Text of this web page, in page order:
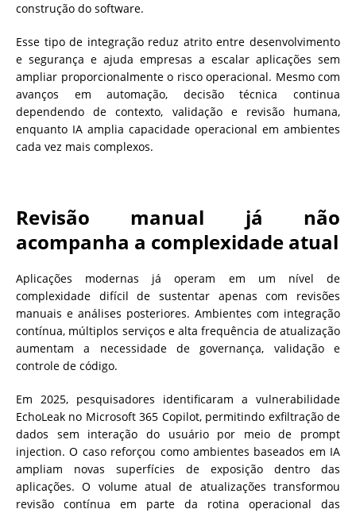
construção do software.
Esse tipo de integração reduz atrito entre desenvolvimento
e segurança e ajuda empresas a escalar aplicações sem
ampliar proporcionalmente o risco operacional. Mesmo com
avanços em automação, decisão técnica continua
dependendo de contexto, validação e revisão humana,
enquanto IA amplia capacidade operacional em ambientes
cada vez mais complexos.
Revisão manual já não
acompanha a complexidade atual
Aplicações modernas já operam em um nível de
complexidade difícil de sustentar apenas com revisões
manuais e análises posteriores. Ambientes com integração
contínua, múltiplos serviços e alta frequência de atualização
aumentam a necessidade de governança, validação e
controle de código.
Em 2025, pesquisadores identificaram a vulnerabilidade
EchoLeak no Microsoft 365 Copilot, permitindo exfiltração de
dados sem interação do usuário por meio de prompt
injection. O caso reforçou como ambientes baseados em IA
ampliam novas superfícies de exposição dentro das
aplicações. O volume atual de atualizações transformou
revisão contínua em parte da rotina operacional das